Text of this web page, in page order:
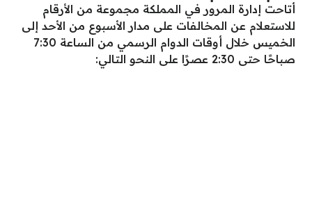
أتاحت إدارة المرور في المملكة مجموعة من الأرقام
للاستعلام عن المخالفات على مدار الأسبوع من الأحد إلى
الخميس خلال أوقات الدوام الرسمي من الساعة 7:30
صباحًا حتى 2:30 عصرًا على النحو التالي: